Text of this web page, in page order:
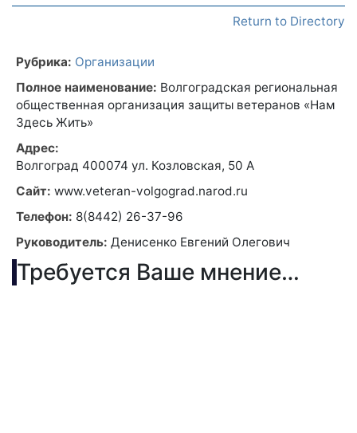
Return to Directory
Рубрика: Организации
Полное наименование: Волгоградская региональная
общественная организация защиты ветеранов «Нам
Здесь Жить»
Адрес:
Волгоград 400074 ул. Козловская, 50 А
Сайт: www.veteran-volgograd.narod.ru
Телефон: 8(8442) 26-37-96
Руководитель: Денисенко Евгений Олегович
Требуется Ваше мнение…